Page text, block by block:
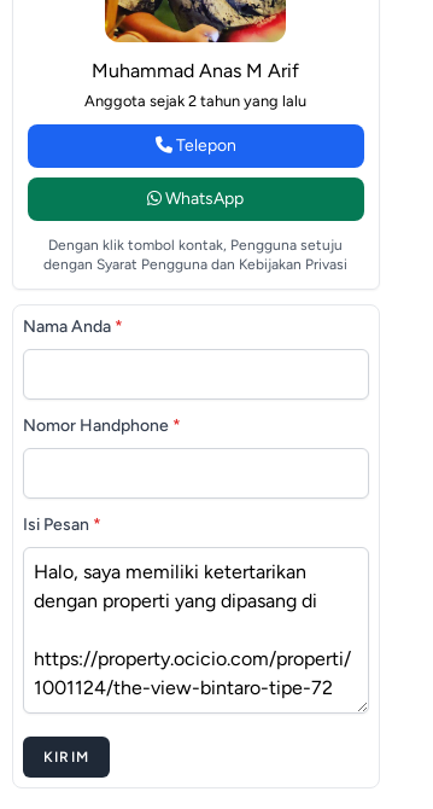
Muhammad Anas M Arif
Anggota sejak 2 tahun yang lalu
Telepon
WhatsApp
Dengan klik tombol kontak, Pengguna setuju
dengan Syarat Pengguna dan Kebijakan Privasi
Nama Anda *
Nomor Handphone *
Isi Pesan *
KIRIM